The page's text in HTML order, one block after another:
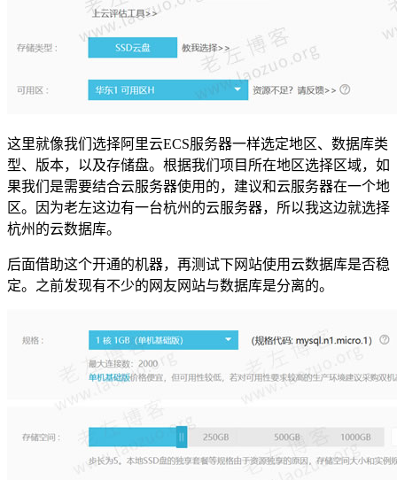
这里就像我们选择阿里云ECS服务器一样选定地区、数据库类
型、版本，以及存储盘。根据我们项目所在地区选择区域，如
果我们是需要结合云服务器使用的，建议和云服务器在一个地
区。因为老左这边有一台杭州的云服务器，所以我这边就选择
杭州的云数据库。
后面借助这个开通的机器，再测试下网站使用云数据库是否稳
定。之前发现有不少的网友网站与数据库是分离的。